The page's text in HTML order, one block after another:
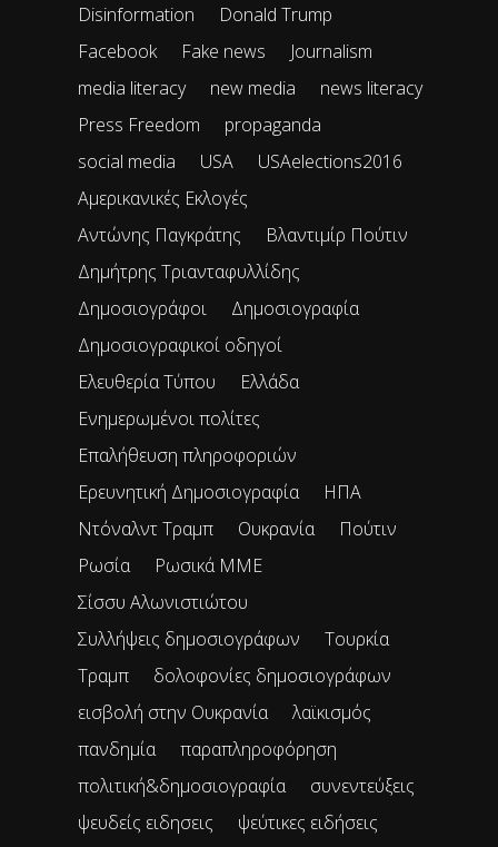
Disinformation
Donald Trump
Facebook
Fake news
Journalism
media literacy
new media
news literacy
Press Freedom
propaganda
social media
USA
USAelections2016
Αμερικανικές Εκλογές
Αντώνης Παγκράτης
Βλαντιμίρ Πούτιν
Δημήτρης Τριανταφυλλίδης
Δημοσιογράφοι
Δημοσιογραφία
Δημοσιογραφικοί οδηγοί
Ελευθερία Τύπου
Ελλάδα
Ενημερωμένοι πολίτες
Επαλήθευση πληροφοριών
Ερευνητική Δημοσιογραφία
ΗΠΑ
Ντόναλντ Τραμπ
Ουκρανία
Πούτιν
Ρωσία
Ρωσικά ΜΜΕ
Σίσσυ Αλωνιστιώτου
Συλλήψεις δημοσιογράφων
Τουρκία
Τραμπ
δολοφονίες δημοσιογράφων
εισβολή στην Ουκρανία
λαϊκισμός
πανδημία
παραπληροφόρηση
πολιτική&δημοσιογραφία
συνεντεύξεις
ψευδείς ειδησεις
ψεύτικες ειδήσεις